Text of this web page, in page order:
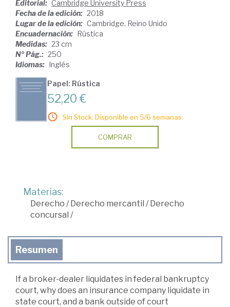
Editorial: Cambridge University Press
Fecha de la edición: 2018
Lugar de la edición: Cambridge. Reino Unido
Encuadernación: Rústica
Medidas: 23 cm
Nº Pág.: 250
Idiomas: Inglés
Papel: Rústica
52,20 €
Sin Stock. Disponible en 5/6 semanas.
COMPRAR
Materias:
Derecho /Derecho mercantil /Derecho
concursal /
Resumen
If a broker-dealer liquidates in federal bankruptcy
court, why does an insurance company liquidate in
state court, and a bank outside of court